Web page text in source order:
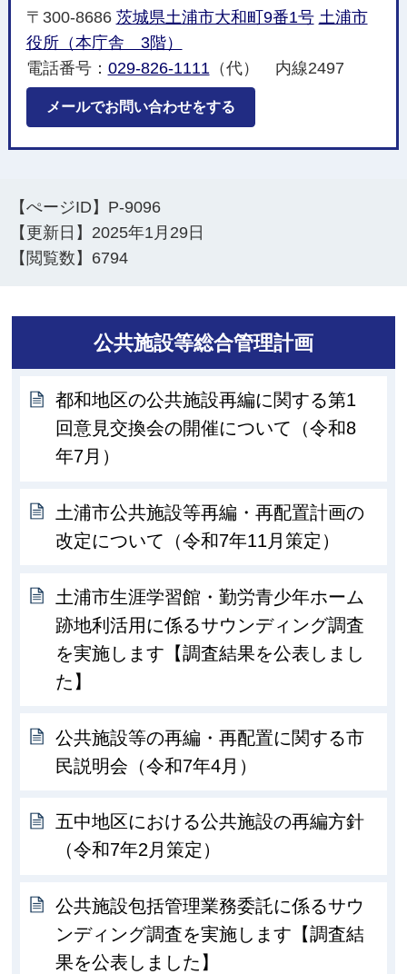
〒300-8686 茨城県土浦市大和町9番1号 土浦市
役所（本庁舎 3階）
電話番号： 029-826-1111 （代） 内線2497
メールでお問い合わせをする
【ぺージID】 P-9096
【更新日】 2025年1月29日
【閲覧数】 6794
公共施設等総合管理計画
都和地区の公共施設再編に関する第1
回意見交換会の開催について（令和8
年7月）
土浦市公共施設等再編・再配置計画の
改定について（令和7年11月策定）
土浦市生涯学習館・勤労青少年ホーム
跡地利活用に係るサウンディング調査
を実施します【調査結果を公表しまし
た】
公共施設等の再編・再配置に関する市
民説明会（令和7年4月）
五中地区における公共施設の再編方針
（令和7年2月策定）
公共施設包括管理業務委託に係るサウ
ンディング調査を実施します【調査結
果を公表しました】